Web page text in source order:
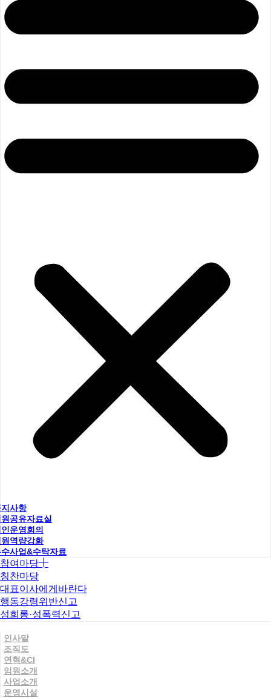
사항
공유자료실
운영회의
역량강화
사업&수탁자료
참여마당
칭찬마당
대표이사에게바란다
행동강령위반신고
성희롱·성폭력신고
인사말
조직도
연혁&CI
임원소개
사업소개
운영시설